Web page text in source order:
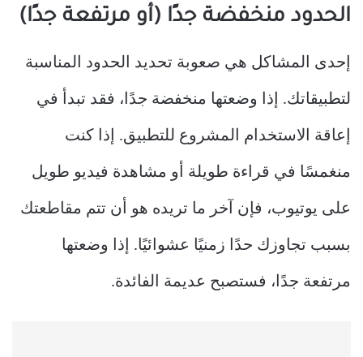
الحدود منخفضة جدًا (أو مرتفعة جدًا)
إحدى المشاكل هي صعوبة تحديد الحدود المناسبة
لتطبيقاتك. إذا وضعتها منخفضة جدًا، فقد تبدأ في
إعاقة الاستخدام المشروع للتطبيق. إذا كنت
منغمسًا في قراءة طويلة أو مشاهدة فيديو طويل
على يوتيوب، فإن آخر ما تريده هو أن تتم مقاطعتك
بسبب تجاوزك حدًا زمنيًا عشوائيًا. إذا وضعتها
مرتفعة جدًا، فستصبح عديمة الفائدة.